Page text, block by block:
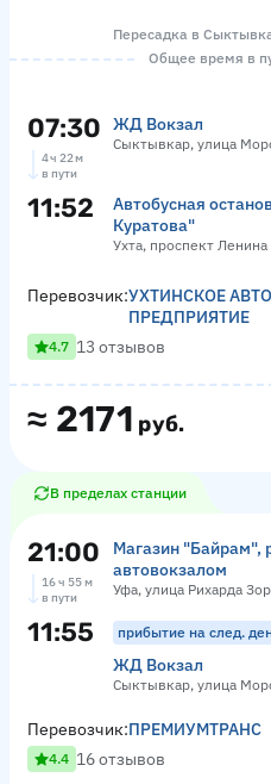
Пересадка в
Общее время в
07:30 ЖД Вокзал
Сыктывкар, улица
4 ч 22 м
в пути
11:52
Автобусная
Куратова"
Ухта, проспект Ленина
≈ 2171 руб.
Перевозчик:УХТИНСКОЕ
ПРЕДПРИЯТИЕ
4.7 13 отзывов
В пределах станции
21:00
Магазин
автовокзалом
Уфа, улица Рихарда
16 ч 55 м
в пути
11:55 прибытие на след.
ЖД Вокзал
Сыктывкар, улица
Перевозчик:ПРЕМИУМТРАНС
4.4 16 отзывов